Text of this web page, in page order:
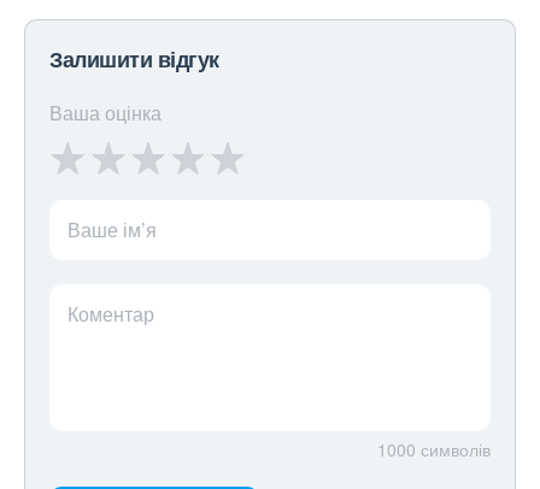
Залишити відгук
Ваша оцінка
Ваше ім’я
Коментар
1000 символів